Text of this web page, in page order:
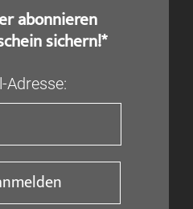
abonnieren
sichern!*
Adresse: